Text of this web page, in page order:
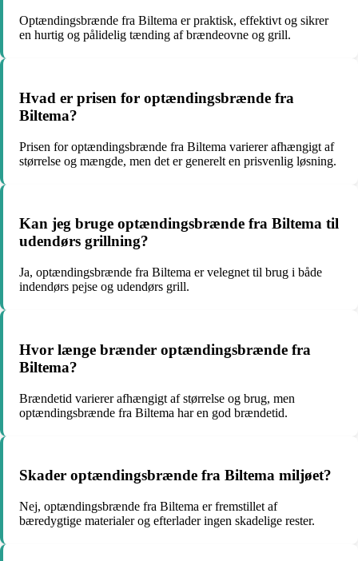
Optændingsbrænde fra Biltema er praktisk, effektivt og sikrer
en hurtig og pålidelig tænding af brændeovne og grill.
Hvad er prisen for optændingsbrænde fra
Biltema?
Prisen for optændingsbrænde fra Biltema varierer afhængigt af
størrelse og mængde, men det er generelt en prisvenlig løsning.
Kan jeg bruge optændingsbrænde fra Biltema til
udendørs grillning?
Ja, optændingsbrænde fra Biltema er velegnet til brug i både
indendørs pejse og udendørs grill.
Hvor længe brænder optændingsbrænde fra
Biltema?
Brændetid varierer afhængigt af størrelse og brug, men
optændingsbrænde fra Biltema har en god brændetid.
Skader optændingsbrænde fra Biltema miljøet?
Nej, optændingsbrænde fra Biltema er fremstillet af
bæredygtige materialer og efterlader ingen skadelige rester.